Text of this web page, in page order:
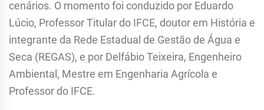
cenários. O momento foi conduzido por Eduardo
Lúcio, Professor Titular do IFCE, doutor em História e
integrante da Rede Estadual de Gestão de Água e
Seca (REGAS), e por Delfábio Teixeira, Engenheiro
Ambiental, Mestre em Engenharia Agrícola e
Professor do IFCE.